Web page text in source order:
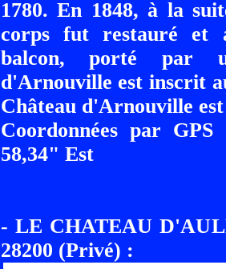
1780. En 1848, à la
corps fut restauré et
balcon, porté par
d'Arnouville est inscrit
Château d'Arnouville
Coordonnées par
58,34" Est
- LE CHATEAU
28200 (Privé) :